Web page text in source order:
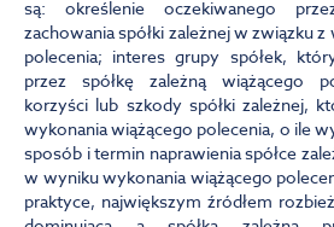
są: określenie oczekiwanego
zachowania spółki zależnej w związku
polecenia; interes grupy spółek,
przez spółkę zależną wiążącego
korzyści lub szkody spółki zależnej,
wykonania wiążącego polecenia, o ile
sposób i termin naprawienia spółce
w wyniku wykonania wiążącego
praktyce, największym źródłem